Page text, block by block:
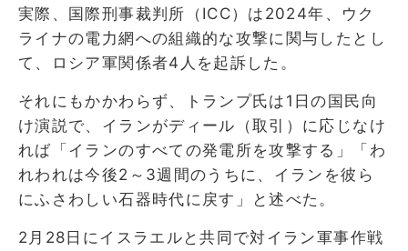
実際、国際刑事裁判所（ICC）は2024年、ウク
ライナの電力網への組織的な攻撃に関与したとし
て、ロシア軍関係者4人を起訴した。
それにもかかわらず、トランプ氏は1日の国民向
け演説で、イランがディール（取引）に応じなけ
れば「イランのすべての発電所を攻撃する」「わ
れわれは今後2～3週間のうちに、イランを彼ら
にふさわしい石器時代に戻す」と述べた。
2月28日にイスラエルと共同で対イラン軍事作戦